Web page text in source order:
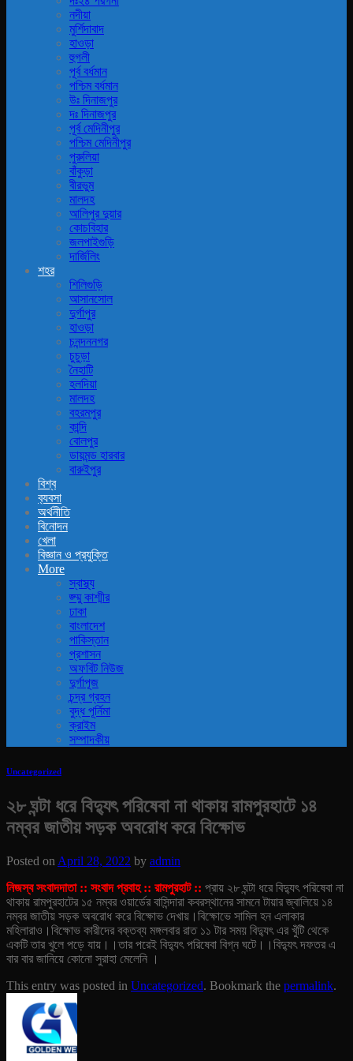
নদীয়া
মুর্শিদাবাদ
হাওড়া
হুগলী
পূর্ব বর্ধমান
পশ্চিম বর্ধমান
উঃ দিনাজপুর
দঃ দিনাজপুর
পূর্ব মেদিনীপুর
পশ্চিম মেদিনীপুর
পুরুলিয়া
বাঁকুড়া
বীরভুম
মালদহ
আলিপুর দুয়ার
কোচবিহার
জলপাইগুড়ি
দার্জিলিং
শহর
শিলিগুড়ি
আসানসোল
দুর্গাপুর
হাওড়া
চনন্দননগর
চুচুড়া
নৈহাটি
হলদিয়া
মালদহ
বহরমপুর
কান্দি
বোলপুর
ডায়মন্ড হারবার
বারুইপুর
বিশ্ব
ব‍্যবসা
অর্থনীতি
বিনোদন
খেলা
বিজ্ঞান ও প্রযুক্তি
More
স্বাস্থ্য
জ্ম্মু কাশ্মীর
ঢাকা
বাংলাদেশ
পাকিস্তান
প্রশাসন
অফবিট নিউজ
দুর্গাপূজ
চন্দ্র গ্রহন
বুদ্ধ পূর্নিমা
ক্রাইম
সম্পাদকীয়
Uncategorized
২৮ ঘন্টা ধরে বিদ্যুৎ পরিষেবা না থাকায় রামপুরহাটে ১৪
নম্বর জাতীয় সড়ক অবরোধ করে বিক্ষোভ
Posted on April 28, 2022 by admin
নিজস্ব সংবাদদাতা :: সংবাদ প্রবাহ :: রামপুরহাট :: প্রায় ২৮ ঘন্টা ধরে বিদ্যুৎ পরিষেবা না
থাকায় রামপুরহাটের ১৫ নম্বর ওয়ার্ডের বাসিন্দারা কবরস্থানের সামনে টায়ার জ্বালিয়ে ১৪
নম্বর জাতীয় সড়ক অবরোধ করে বিক্ষোভ দেখায়। বিক্ষোভে সামিল হন এলাকার
মহিলারাও।বিক্ষোভ কারীদের বক্তব্য মঙ্গলবার রাত ১১ টার সময় বিদ্যুৎ এর খুঁটি থেকে
একটি তার খুলে পড়ে যায়।।তার পরেই বিদ্যুৎ পরিষেবা বিগ্ন ঘটে।।বিদ্যুৎ দফতর এ
বার বার জানিয়ে কোনো সুরাহা মেলেনি ।
This entry was posted in Uncategorized. Bookmark the permalink.